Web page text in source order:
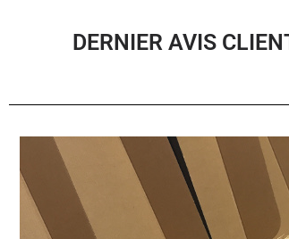
DERNIER AVIS